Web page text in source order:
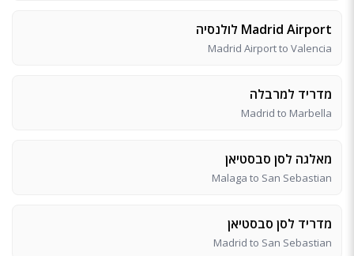
Madrid Airport לולנסיה
Madrid Airport to Valencia
מדריד למרבלה
Madrid to Marbella
מאלגה לסן סבסטיאן
Malaga to San Sebastian
מדריד לסן סבסטיאן
Madrid to San Sebastian